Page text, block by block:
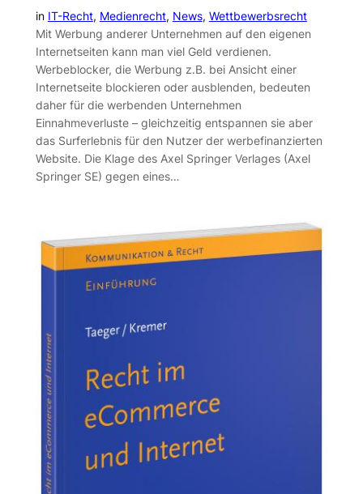
in IT-Recht, Medienrecht, News, Wettbewerbsrecht
Mit Werbung anderer Unternehmen auf den eigenen
Internetseiten kann man viel Geld verdienen.
Werbeblocker, die Werbung z.B. bei Ansicht einer
Internetseite blockieren oder ausblenden, bedeuten
daher für die werbenden Unternehmen
Einnahmeverluste – gleichzeitig entspannen sie aber
das Surferlebnis für den Nutzer der werbefinanzierten
Website. Die Klage des Axel Springer Verlages (Axel
Springer SE) gegen eines…